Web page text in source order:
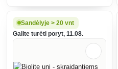
Sandėlyje > 20 vnt
Galite turėti poryt, 11.08.